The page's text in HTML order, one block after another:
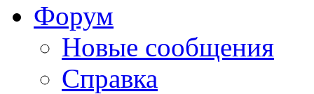
Форум
Новые сообщения
Справка